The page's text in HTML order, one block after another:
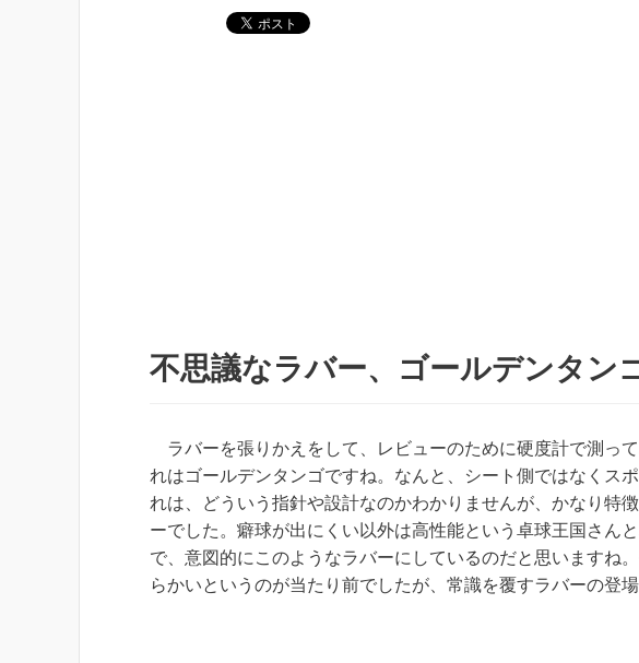
不思議なラバー、ゴールデンタン
ラバーを張りかえをして、レビューのために硬度計で測っ
れはゴールデンタンゴですね。なんと、シート側ではなくス
れは、どういう指針や設計なのかわかりませんが、かなり特
ーでした。癖球が出にくい以外は高性能という卓球王国さん
で、意図的にこのようなラバーにしているのだと思いますね
らかいというのが当たり前でしたが、常識を覆すラバーの登場